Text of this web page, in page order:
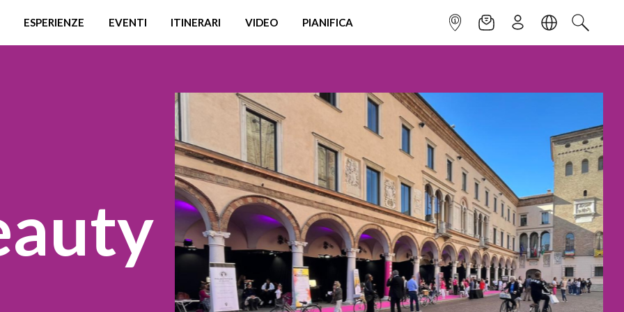
ESPERIENZE EVENTI ITINERARI VIDEO PIANIFICA INFOPOINTNEWSLETTER
ISCRIVITILINGUACERCA